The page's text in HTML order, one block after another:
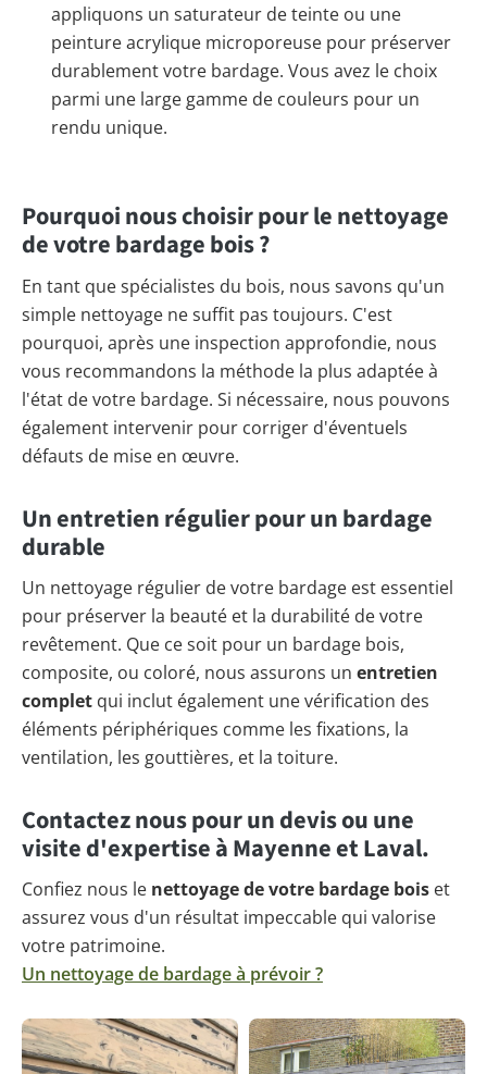
appliquons un saturateur de teinte ou une
peinture acrylique microporeuse pour préserver
durablement votre bardage. Vous avez le choix
parmi une large gamme de couleurs pour un
rendu unique.
Pourquoi nous choisir pour le nettoyage
de votre bardage bois ?
En tant que spécialistes du bois, nous savons qu'un
simple nettoyage ne suffit pas toujours. C'est
pourquoi, après une inspection approfondie, nous
vous recommandons la méthode la plus adaptée à
l'état de votre bardage. Si nécessaire, nous pouvons
également intervenir pour corriger d'éventuels
défauts de mise en œuvre.
Un entretien régulier pour un bardage
durable
Un nettoyage régulier de votre bardage est essentiel
pour préserver la beauté et la durabilité de votre
revêtement. Que ce soit pour un bardage bois,
composite, ou coloré, nous assurons un entretien
complet qui inclut également une vérification des
éléments périphériques comme les fixations, la
ventilation, les gouttières, et la toiture.
Contactez nous pour un devis ou une
visite d'expertise à Mayenne et Laval.
Confiez nous le nettoyage de votre bardage bois et
assurez vous d'un résultat impeccable qui valorise
votre patrimoine.
Un nettoyage de bardage à prévoir ?